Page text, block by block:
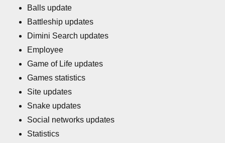
Balls update
Battleship updates
Dimini Search updates
Employee
Game of Life updates
Games statistics
Site updates
Snake updates
Social networks updates
Statistics